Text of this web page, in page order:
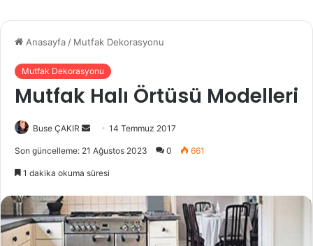
Anasayfa / Mutfak Dekorasyonu
Mutfak Dekorasyonu
Mutfak Halı Örtüsü Modelleri
Buse ÇAKIR
e
-
p
o
14 Temmuz 2017
Son güncelleme: 21 Ağustos 2023 0 661
1 dakika okuma süresi